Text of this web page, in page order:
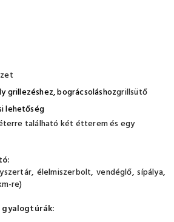
grillezéshez, bográcsoláshozgrillsütő
lehetőség
található két étterem és egy
élelmiszerbolt, vendéglő, sípálya,
re)
gyalogtúrák: